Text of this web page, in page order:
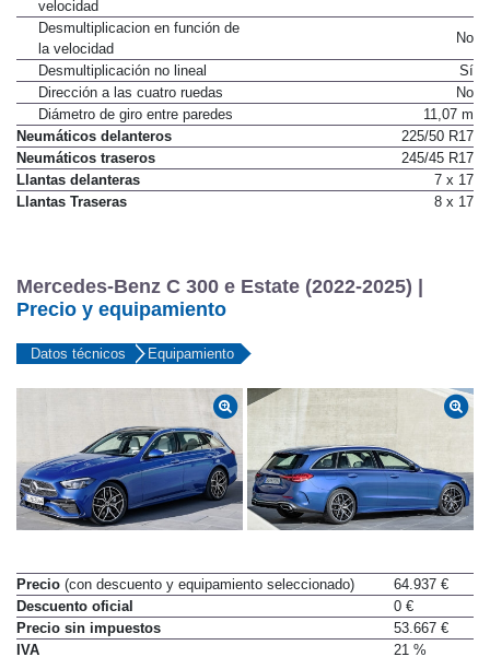
velocidad
Sí
Desmultiplicacion en función de
la velocidad
No
Desmultiplicación no lineal
Sí
Dirección a las cuatro ruedas
No
Diámetro de giro entre paredes
11,07 m
Neumáticos delanteros
225/50 R17
Neumáticos traseros
245/45 R17
Llantas delanteras
7 x 17
Mercedes-Benz C 300 e Estate (2022-2025) |
Precio y equipamiento
Precio(con descuento y equipamiento seleccionado)
64.937 €
Descuento oficial
0 €
Precio sin impuestos
53.667 €